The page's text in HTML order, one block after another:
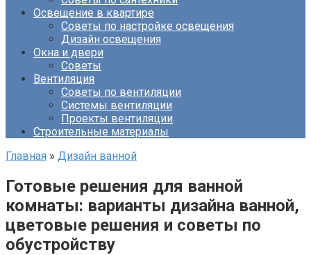
Освещение в квартире
Советы по настройке освещения
Дизайн освещения
Окна и двери
Советы
Вентиляция
Советы по вентиляции
Системы вентиляции
Проекты вентиляции
Строительные материалы
Главная » Дизайн ванной
Готовые решения для ванной
комнаты: варианты дизайна ванной,
цветовые решения и советы по
обустройству